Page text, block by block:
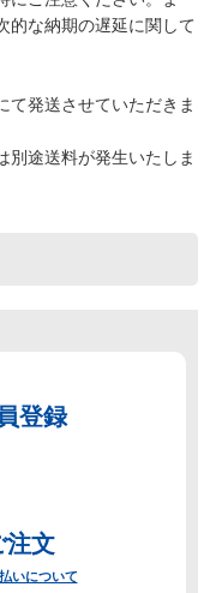
的な納期の遅延に関して
て発送させていただきま
別途送料が発生いたしま
登録
注文
いについて